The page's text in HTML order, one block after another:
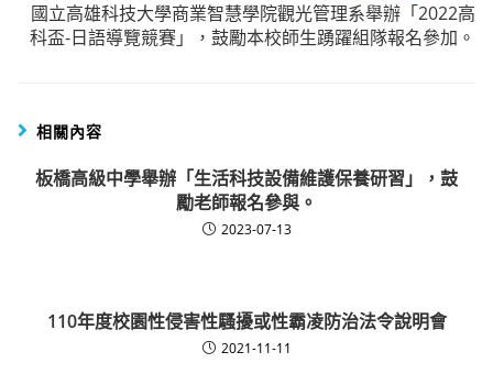
國立高雄科技大學商業智慧學院觀光管理系舉辦「2022高
科盃-日語導覽競賽」，鼓勵本校師生踴躍組隊報名參加。
相關內容
板橋高級中學舉辦「生活科技設備維護保養研習」，鼓
勵老師報名參與。
2023-07-13
110年度校園性侵害性騷擾或性霸凌防治法令說明會
2021-11-11